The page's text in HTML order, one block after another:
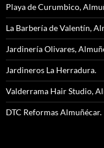
Playa de Curumbico,
La Barbería de Valentín,
Jardinería Olivares,
Jardineros La Herradura.
Valderrama Hair Studio,
DTC Reformas Almuñécar.